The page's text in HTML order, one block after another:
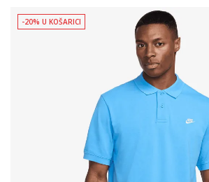
-20% U KOŠARICI